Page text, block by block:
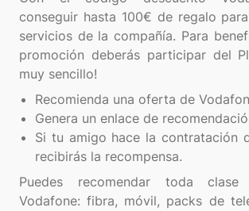
conseguir hasta 100€ de regalo
servicios de la compañía. Para
promoción deberás participar del
Recomienda una oferta de
Genera un enlace de
Si tu amigo hace la contratación
recibirás la recompensa.
Puedes recomendar toda
Vodafone: fibra, móvil, packs de